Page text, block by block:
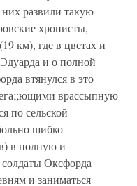
развили такую
хронисты,
км), где в цветах и
и о полной
втянулся в это
врассыпную
по сельской
шибко
в полную и
Оксфорда
и заниматься